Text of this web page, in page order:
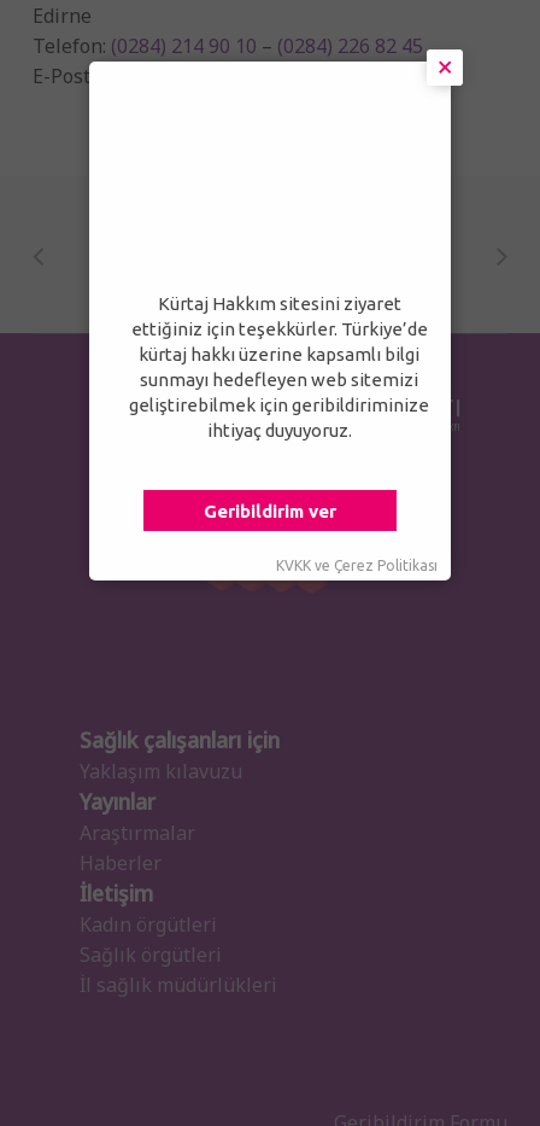
Edirne
Telefon: (0284) 214 90 10 – (0284) 226 82 45
E-Posta:
Sağlık çalışanları için
Yaklaşım kılavuzu
Yayınlar
Araştırmalar
Haberler
İletişim
Kadın örgütleri
Sağlık örgütleri
İl sağlık müdürlükleri
Geribildirim ver
Kürtaj Hakkım sitesini ziyaret
ettiğiniz için teşekkürler. Türkiye’de
kürtaj hakkı üzerine kapsamlı bilgi
sunmayı hedefleyen web sitemizi
geliştirebilmek için geribildiriminize
ihtiyaç duyuyoruz.
×
KVKK ve Çerez Politikası